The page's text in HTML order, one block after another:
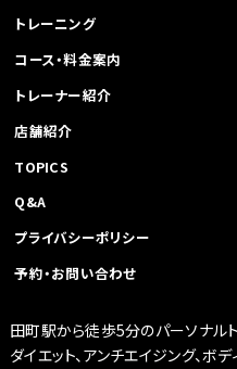
トレーニング
コース・料金案内
トレーナー紹介
店舗紹介
TOPICS
Q&A
プライバシーポリシー
予約・お問い合わせ
田町駅から徒歩5分のパーソナル
ダイエット、アンチエイジング、ボ